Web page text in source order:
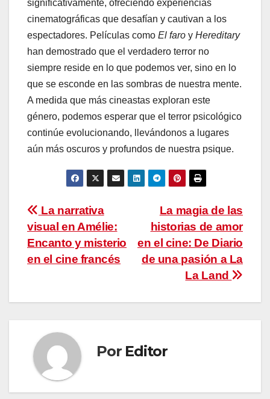
significativamente, ofreciendo experiencias
cinematográficas que desafían y cautivan a los
espectadores. Películas como El faro y Hereditary
han demostrado que el verdadero terror no
siempre reside en lo que podemos ver, sino en lo
que se esconde en las sombras de nuestra mente.
A medida que más cineastas exploran este
género, podemos esperar que el terror psicológico
continúe evolucionando, llevándonos a lugares
aún más oscuros y profundos de nuestra psique.
Navegación
de
entradas
La magia de las
historias de amor
en el cine: De Diario
de una pasión a La
La Land
La narrativa
visual en Amélie:
Encanto y misterio
en el cine francés
Por Editor